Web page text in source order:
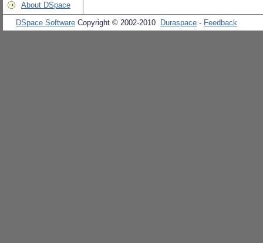
About DSpace
DSpace Software Copyright © 2002-2010 Duraspace - Feedback